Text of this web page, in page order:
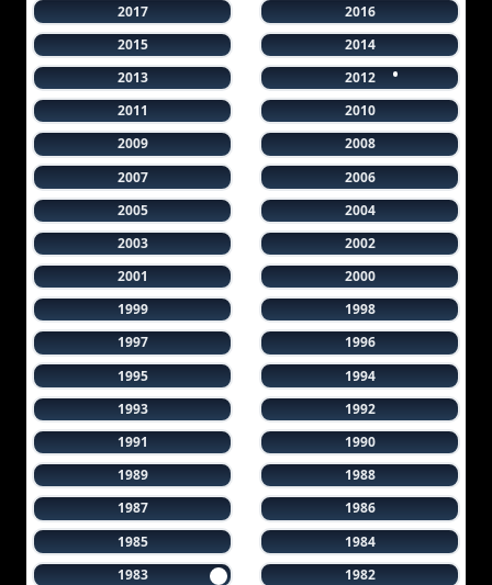
2017
2016
2015
2014
2013
2012
2011
2010
2009
2008
2007
2006
2005
2004
2003
2002
2001
2000
1999
1998
1997
1996
1995
1994
1993
1992
1991
1990
1989
1988
1987
1986
1985
1984
1983
1982